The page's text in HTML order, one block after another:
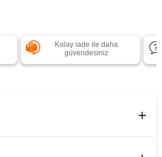
Kolay iade ile daha
güvendesiniz